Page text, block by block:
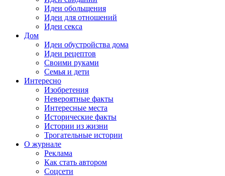
Идеи обольщения
Идеи для отношений
Идеи секса
Дом
Идеи обустройства дома
Идеи рецептов
Своими руками
Семья и дети
Интересно
Изобретения
Невероятные факты
Интересные места
Исторические факты
Истории из жизни
Трогательные истории
О журнале
Реклама
Как стать автором
Соцсети